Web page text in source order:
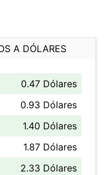
A DÓLARES
0.47 Dólares
0.93 Dólares
1.40 Dólares
1.87 Dólares
2.33 Dólares